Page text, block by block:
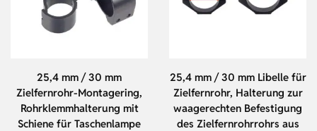
25,4 mm / 30 mm
Zielfernrohr-Montagering,
Rohrklemmhalterung mit
Schiene für Taschenlampe
25,4 mm / 30 mm Libelle für
Zielfernrohr, Halterung zur
waagerechten Befestigung
des Zielfernrohrrohrs aus